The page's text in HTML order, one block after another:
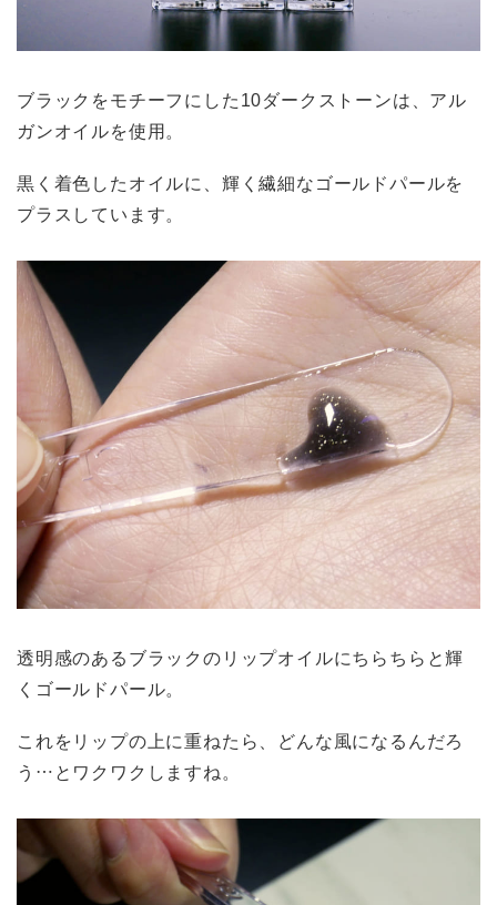
ブラックをモチーフにした10ダークストーンは、アル
ガンオイルを使用。
黒く着色したオイルに、輝く繊細なゴールドパールを
プラスしています。
透明感のあるブラックのリップオイルにちらちらと輝
くゴールドパール。
これをリップの上に重ねたら、どんな風になるんだろ
う…とワクワクしますね。